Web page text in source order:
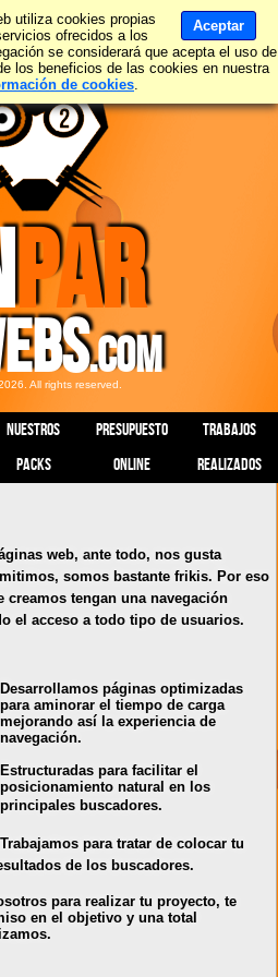
PAR
.COM
All rights reserved.
NUESTROS
PACKS
PRESUPUESTO
ONLINE
TRABAJOS
REALIZADOS
web, ante todo, nos gusta
somos bastante frikis. Por eso
tengan una navegación
el acceso a todo tipo de usuarios.
Desarrollamos páginas optimizadas
para aminorar el tiempo de carga
mejorando así la experiencia de
navegación.
Estructuradas para facilitar el
posicionamiento natural en los
principales buscadores.
Trabajamos para tratar de colocar tu
de los buscadores.
para realizar tu proyecto, te
en el objetivo y una total
Aceptar
utiliza cookies propias
ofrecidos a los
se considerará que acepta el uso de
los beneficios de las cookies en nuestra
de cookies.